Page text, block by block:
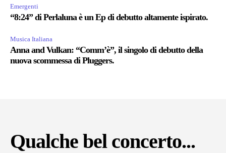
Emergenti
“8:24” di Perlaluna è un Ep di debutto altamente ispirato.
Musica Italiana
Anna and Vulkan: “Comm’è”, il singolo di debutto della
nuova scommessa di Pluggers.
Qualche bel concerto...